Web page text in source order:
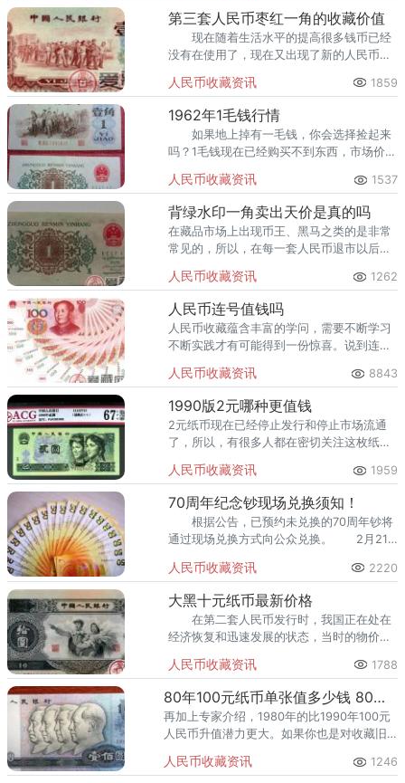
部卖给了代先生。
第三套人民币枣红一角的收藏价值
现在随着生活水平的提高很多钱币已经
没有在使用了，现在又出现了新的人民币，
了。
人民币收藏资讯 1859
1962年1毛钱行情
如果地上掉有一毛钱，你会选择捡起来
吗？1毛钱现在已经购买不到东西，市场价值
了辅助币。
人民币收藏资讯 1537
背绿水印一角卖出天价是真的吗
在藏品市场上出现币王、黑马之类的是非常
常见的，所以，在每一套人民币退市以后都
三版币当中能够卖出天价的就是背绿水印一
角，那么，事实真的如此吗？
人民币收藏资讯 1262
人民币连号值钱吗
人民币收藏蕴含丰富的学问，需要不断学习
不断实践才有可能得到一份惊喜。说到连号
人民币。
人民币收藏资讯 8843
1990版2元哪种更值钱
2元纸币现在已经停止发行和停止市场流通
了，所以，有很多人都在密切关注这枚纸币
本，很多收藏人士也都希望自己能够收藏到
真正比较值钱的
人民币收藏资讯 1959
70周年纪念钞现场兑换须知！
根据公告，已预约未兑换的70周年钞将
通过现场兑换方式向公众兑换。 2月21
各营业网点以及分配数量。
人民币收藏资讯 2220
大黑十元纸币最新价格
在第二套人民币发行时，我国正在处在
经济恢复和迅速发展的状态，当时的物价相
了比较独立统一的货币制度。
人民币收藏资讯 1788
80年100元纸币单张值多少钱 80年100元纸币收藏投资价值解析
再加上专家介绍，1980年的比1990年100元
人民币升值潜力更大。如果你也是对收藏旧
元纸币，说不定能为你带来惊喜的回报。
人民币收藏资讯 1246